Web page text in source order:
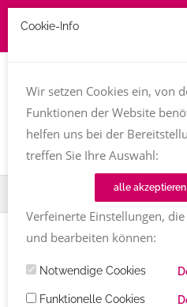
Texttreff-
Cookie-Info
Wir setzen Cookies ein, von
Funktionen der Website
helfen uns bei der
treffen Sie Ihre Auswahl:
alle
Verfeinerte Einstellungen,
und bearbeiten können:
Notwendige Cookies
Funktionelle Cookies